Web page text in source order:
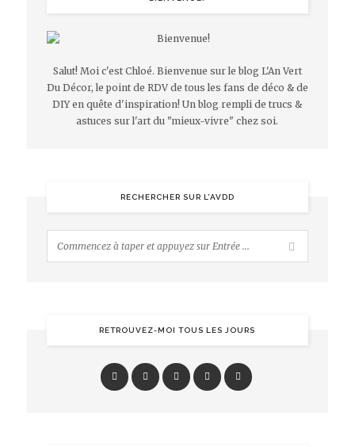
Salut! Moi c'est Chloé. Bienvenue sur le blog L'An Vert
Du Décor, le point de RDV de tous les fans de déco & de
DIY en quête d'inspiration! Un blog rempli de trucs &
astuces sur l'art du "mieux-vivre" chez soi.
RECHERCHER SUR L’AVDD
RETROUVEZ-MOI TOUS LES JOURS